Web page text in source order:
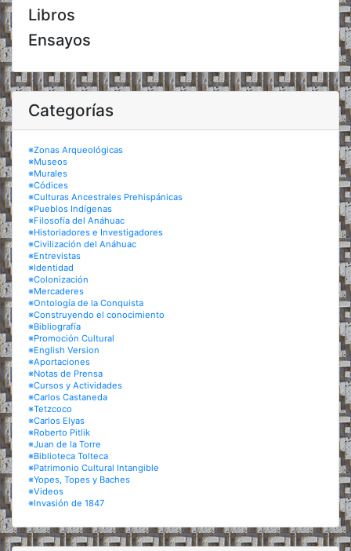
Libros
Ensayos
Categorías
※Zonas Arqueológicas
※Museos
※Murales
※Códices
※Culturas Ancestrales Prehispánicas
※Pueblos Indígenas
※Filosofía del Anáhuac
※Historiadores e Investigadores
※Civilización del Anáhuac
※Entrevistas
※Identidad
※Colonización
※Mercaderes
※Ontología de la Conquista
※Construyendo el conocimiento
※Bibliografía
※Promoción Cultural
※English Version
※Aportaciones
※Notas de Prensa
※Cursos y Actividades
※Carlos Castaneda
※Tetzcoco
※Carlos Elyas
※Roberto Pitlik
※Juan de la Torre
※Biblioteca Tolteca
※Patrimonio Cultural Intangible
※Yopes, Topes y Baches
※Videos
※Invasión de 1847